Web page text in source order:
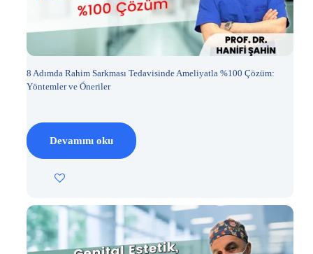
8 Adımda Rahim Sarkması Tedavisinde Ameliyatla %100 Çözüm:
Yöntemler ve Öneriler
Devamını oku